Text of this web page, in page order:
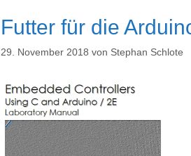
Futter für die
29. November 2018 von Stephan Schlote